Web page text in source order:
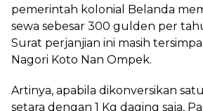
pemerintah kolonial Belanda
sewa sebesar 300 gulden per
Surat perjanjian ini masih
Nagori Koto Nan Ompek.
Artinya, apabila dikonversikan
setara dengan 1 Kg daging saja,